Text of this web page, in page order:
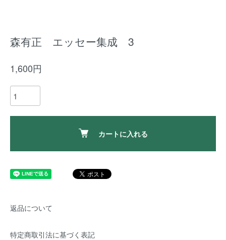
森有正 エッセー集成 3
1,600円
カートに入れる
返品について
特定商取引法に基づく表記